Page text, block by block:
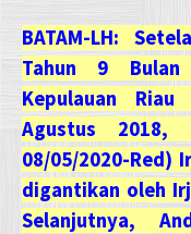
BATAM-LH:
Tahun 9 Bulan
Kepulauan
Agustus 2018,
08/05/2020-Red)
digantikan oleh
Selanjutnya,